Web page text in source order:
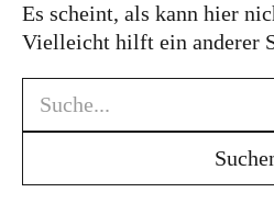
Kunst
Papier
Es scheint, als kann hier
Vielleicht hilft ein anderer